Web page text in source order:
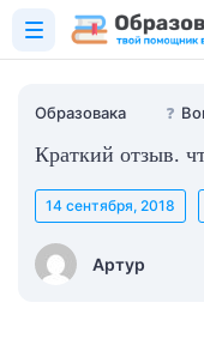
Образовака ❓
Краткий отзыв.
Артур
14 сентября, 2018